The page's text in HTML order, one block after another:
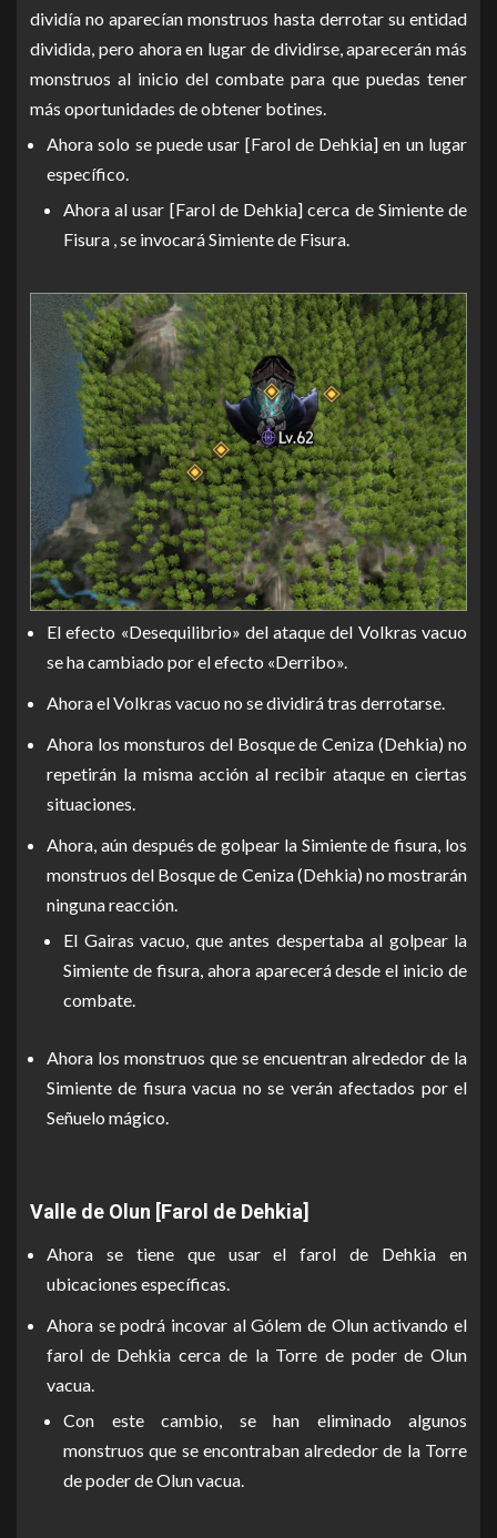
dividía no aparecían monstruos hasta derrotar su entidad
dividida, pero ahora en lugar de dividirse, aparecerán más
monstruos al inicio del combate para que puedas tener
más oportunidades de obtener botines.
Ahora solo se puede usar [Farol de Dehkia] en un lugar
específico.
Ahora al usar [Farol de Dehkia] cerca de Simiente de
Fisura , se invocará Simiente de Fisura.
El efecto «Desequilibrio» del ataque del Volkras vacuo
se ha cambiado por el efecto «Derribo».
Ahora el Volkras vacuo no se dividirá tras derrotarse.
Ahora los monsturos del Bosque de Ceniza (Dehkia) no
repetirán la misma acción al recibir ataque en ciertas
situaciones.
Ahora, aún después de golpear la Simiente de fisura, los
monstruos del Bosque de Ceniza (Dehkia) no mostrarán
ninguna reacción.
El Gairas vacuo, que antes despertaba al golpear la
Simiente de fisura, ahora aparecerá desde el inicio de
combate.
Ahora los monstruos que se encuentran alrededor de la
Simiente de fisura vacua no se verán afectados por el
Señuelo mágico.
Valle de Olun [Farol de Dehkia]
Ahora se tiene que usar el farol de Dehkia en
ubicaciones específicas.
Ahora se podrá incovar al Gólem de Olun activando el
farol de Dehkia cerca de la Torre de poder de Olun
vacua.
Con este cambio, se han eliminado algunos
monstruos que se encontraban alrededor de la Torre
de poder de Olun vacua.